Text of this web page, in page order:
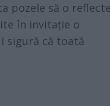
pozele să o
în invitație o
sigură că toată